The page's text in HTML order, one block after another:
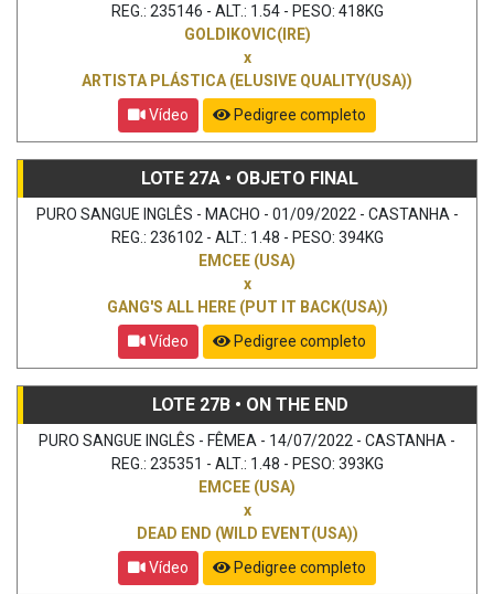
REG.: 235146 - ALT.: 1.54 - PESO: 418KG
GOLDIKOVIC(IRE)
x
ARTISTA PLÁSTICA (ELUSIVE QUALITY(USA))
Vídeo
Pedigree completo
LOTE 27A • OBJETO FINAL
PURO SANGUE INGLÊS - MACHO - 01/09/2022 - CASTANHA -
REG.: 236102 - ALT.: 1.48 - PESO: 394KG
EMCEE (USA)
x
GANG'S ALL HERE (PUT IT BACK(USA))
Vídeo
Pedigree completo
LOTE 27B • ON THE END
PURO SANGUE INGLÊS - FÊMEA - 14/07/2022 - CASTANHA -
REG.: 235351 - ALT.: 1.48 - PESO: 393KG
EMCEE (USA)
x
DEAD END (WILD EVENT(USA))
Vídeo
Pedigree completo